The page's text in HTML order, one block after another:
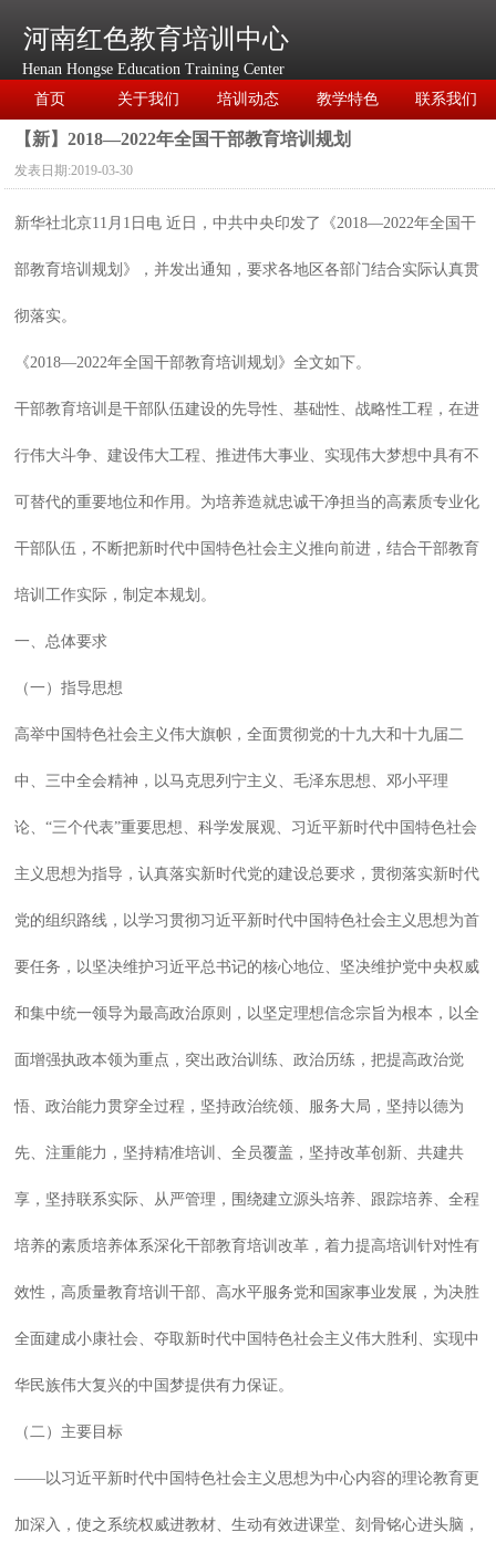
河南红色教育培训中心
Henan Hongse Education Training Center
首页
关于我们 培训动态 教学特色 联系我们
【新】2018—2022年全国干部教育培训规划
发表日期:2019-03-30
新华社北京11月1日电 近日，中共中央印发了《2018—2022年全国干
部教育培训规划》，并发出通知，要求各地区各部门结合实际认真贯
彻落实。
《2018—2022年全国干部教育培训规划》全文如下。
干部教育培训是干部队伍建设的先导性、基础性、战略性工程，在进
行伟大斗争、建设伟大工程、推进伟大事业、实现伟大梦想中具有不
可替代的重要地位和作用。为培养造就忠诚干净担当的高素质专业化
干部队伍，不断把新时代中国特色社会主义推向前进，结合干部教育
培训工作实际，制定本规划。
一、总体要求
（一）指导思想
高举中国特色社会主义伟大旗帜，全面贯彻党的十九大和十九届二
中、三中全会精神，以马克思列宁主义、毛泽东思想、邓小平理
论、“三个代表”重要思想、科学发展观、习近平新时代中国特色社会
主义思想为指导，认真落实新时代党的建设总要求，贯彻落实新时代
党的组织路线，以学习贯彻习近平新时代中国特色社会主义思想为首
要任务，以坚决维护习近平总书记的核心地位、坚决维护党中央权威
和集中统一领导为最高政治原则，以坚定理想信念宗旨为根本，以全
面增强执政本领为重点，突出政治训练、政治历练，把提高政治觉
悟、政治能力贯穿全过程，坚持政治统领、服务大局，坚持以德为
先、注重能力，坚持精准培训、全员覆盖，坚持改革创新、共建共
享，坚持联系实际、从严管理，围绕建立源头培养、跟踪培养、全程
培养的素质培养体系深化干部教育培训改革，着力提高培训针对性有
效性，高质量教育培训干部、高水平服务党和国家事业发展，为决胜
全面建成小康社会、夺取新时代中国特色社会主义伟大胜利、实现中
华民族伟大复兴的中国梦提供有力保证。
（二）主要目标
——以习近平新时代中国特色社会主义思想为中心内容的理论教育更
加深入，使之系统权威进教材、生动有效进课堂、刻骨铭心进头脑，